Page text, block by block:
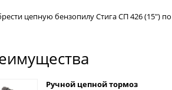
цепную бензопилу Стига СП 426 (15")
Ручной цепной тормоз